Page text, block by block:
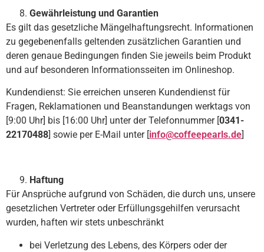
Gewährleistung und Garantien
Es gilt das gesetzliche Mängelhaftungsrecht. Informationen
zu gegebenenfalls geltenden zusätzlichen Garantien und
deren genaue Bedingungen finden Sie jeweils beim Produkt
und auf besonderen Informationsseiten im Onlineshop.
Kundendienst: Sie erreichen unseren Kundendienst für
Fragen, Reklamationen und Beanstandungen werktags von
[9:00 Uhr] bis [16:00 Uhr] unter der Telefonnummer [0341-
22170488] sowie per E-Mail unter [info@coffeepearls.de]
Haftung
Für Ansprüche aufgrund von Schäden, die durch uns, unsere
gesetzlichen Vertreter oder Erfüllungsgehilfen verursacht
wurden, haften wir stets unbeschränkt
bei Verletzung des Lebens, des Körpers oder der